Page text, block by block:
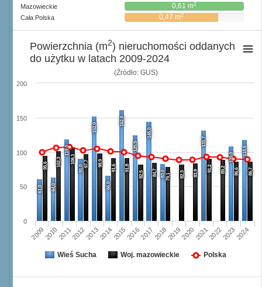
Mazowieckie 0,61 m2
Cała Polska 0,47 m2
(Źródło: GUS)
61,0 64,0
119,0
91,0
152,0
66,0
162,0
125,5
145,0
83,0
131,7
109,0
118,5
95,6 102,3 106,1 97,7 98,9
91,6 91,8
82,5 84,7 79,1 82,3 83,9
91,2 89,2 86,6 86,7
2009201020112012201320142015201620172018201920202021202220232024
0
50
100
150
200
Powierzchnia (m2) nieruchomości oddanych
do użytku w latach 2009-2024
Wieś Sucha Woj. mazowieckie Polska